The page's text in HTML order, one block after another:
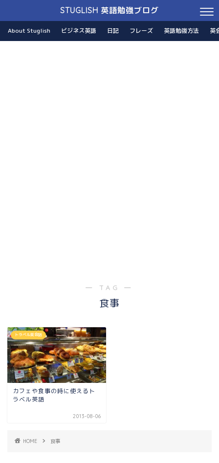
STUGLISH 英語勉強ブログ
About Stuglish ビジネス英語 日記 フレーズ 英語勉強方法 英
― TAG ―
食事
トラベル英会話
カフェや食事の時に使えるト
ラベル英語
2013-08-06
HOME 食事